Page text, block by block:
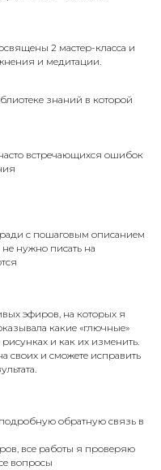
2 мастер-класса и
и медитации.
знаний в которой
встречающихся ошибок
с пошаговым описанием
нужно писать на
эфиров, на которых я
какие «глючные»
и как их изменить.
своих и сможете исправить
обратную связь в
все работы я проверяю
вопросы